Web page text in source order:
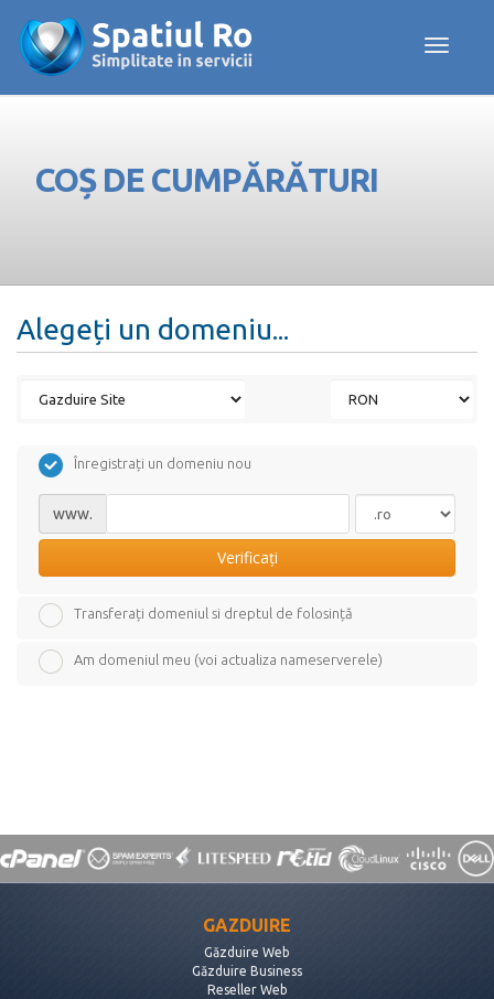
Toggle
COȘ DE CUMPĂRĂTURI
Alegeți un domeniu...
Înregistrați un domeniu nou
www.
Verificați
Transferați domeniul si dreptul de folosință
Am domeniul meu (voi actualiza nameserverele)
GAZDUIRE
Găzduire Web
Găzduire Business
Reseller Web